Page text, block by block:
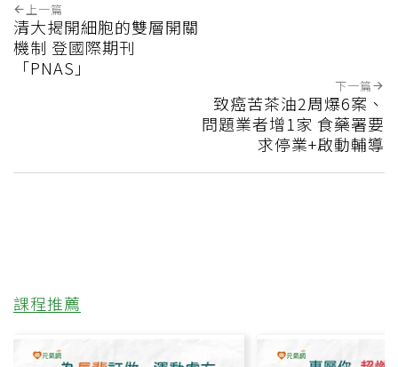
上一篇
清大揭開細胞的雙層開關
機制 登國際期刊
「PNAS」
下一篇
致癌苦茶油2周爆6案、
問題業者增1家 食藥署要
求停業+啟動輔導
課程推薦